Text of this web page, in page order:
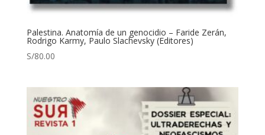
Palestina. Anatomía de un genocidio – Faride Zerán,
Rodrigo Karmy, Paulo Slachevsky (Editores)
S/80.00